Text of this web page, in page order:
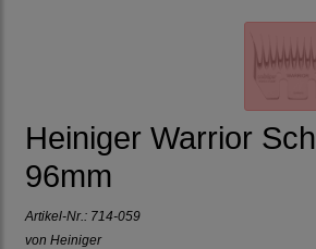
Heiniger Warrior
96mm
Artikel-Nr.: 714-059
von Heiniger